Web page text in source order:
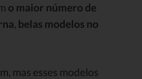
o maior número de
belas modelos no
mas esses modelos